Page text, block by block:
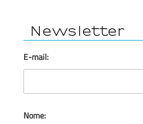
Newsletter
E-mail:
Nome: